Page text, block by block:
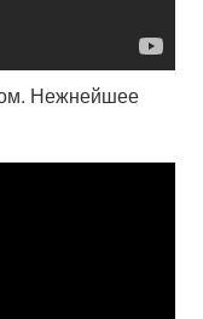
Нежнейшее